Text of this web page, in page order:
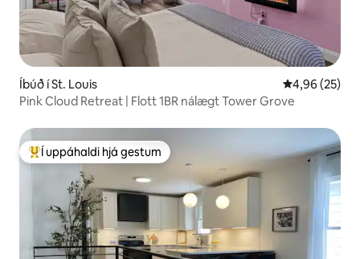
Íbúð í St. Louis 4,96 af 5 í
4,96 (25)
Pink Cloud Retreat | Flott 1BR nálægt Tower Grove
Í mestu uppáhaldi hjá gestum
Í uppáhaldi hjá gestum